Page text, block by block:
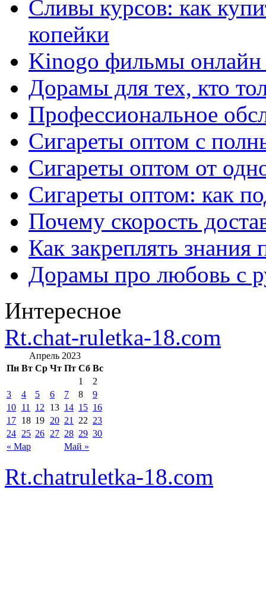
Сливы курсов: как
копейки
Kinogo фильмы онлайн
Дорамы для тех, кто
Профессиональное
Сигареты оптом с
Сигареты оптом от
Сигареты оптом: как
Почему скорость
Как закреплять знания
Дорамы про любовь с
Интересное
Rt.chat-ruletka-18.com
Апрель 2023
Пн Вт Ср Чт Пт Сб Вс
« Мар Май »
1
2
3
4 5 6 7 8
9
10 11 12 13 14 15 16
17 18 19 20 21 22 23
24 25 26 27 28 29 30
Rt.chatruletka-18.com